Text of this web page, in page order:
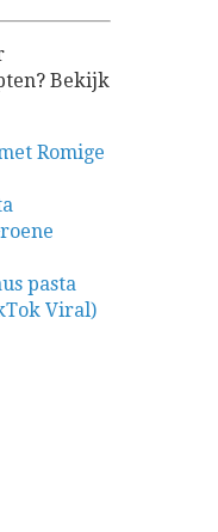
Bekijk
Romige
pasta
Viral)